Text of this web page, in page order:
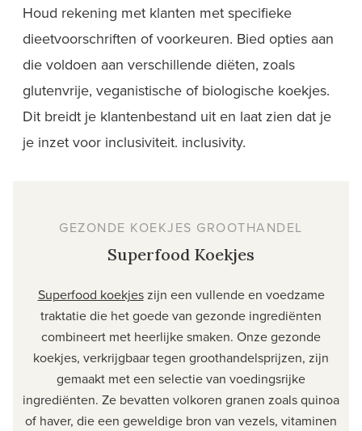
Houd rekening met klanten met specifieke
dieetvoorschriften of voorkeuren. Bied opties aan
die voldoen aan verschillende diëten, zoals
glutenvrije, veganistische of biologische koekjes.
Dit breidt je klantenbestand uit en laat zien dat je
je inzet voor inclusiviteit. inclusivity.
GEZONDE KOEKJES GROOTHANDEL
Superfood Koekjes
Superfood koekjeszijn een vullende en voedzame
traktatie die het goede van gezonde ingrediënten
combineert met heerlijke smaken. Onze gezonde
koekjes, verkrijgbaar tegen groothandelsprijzen, zijn
gemaakt met een selectie van voedingsrijke
ingrediënten. Ze bevatten volkoren granen zoals quinoa
of haver, die een geweldige bron van vezels, vitaminen